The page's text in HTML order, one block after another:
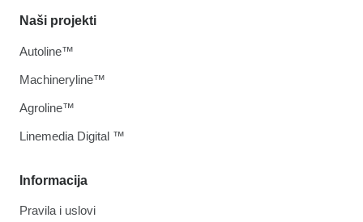
Informacija
Pravila i uslovi
Naši projekti
Autoline™
Machineryline™
Agroline™
Linemedia Digital ™